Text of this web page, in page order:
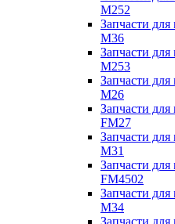
M252
Запчасти
M36
Запчасти
M253
Запчасти
M26
Запчасти
FM27
Запчасти
M31
Запчасти
FM4502
Запчасти
M34
Запчасти